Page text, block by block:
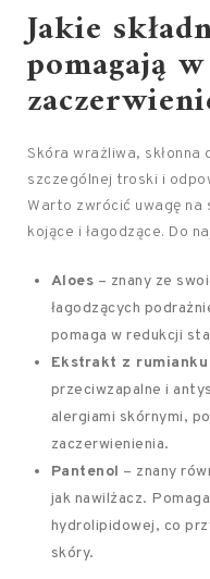
Jakie
pomagają
Skóra wrażliwa,
szczególnej troski i
Warto zwrócić uwagę na
kojące i łagodzące. Do
Aloes – znany ze
łagodzących
pomaga w redukcji
Ekstrakt z rumianku
przeciwzapalne i
alergiami skórnymi,
zaczerwienienia.
Pantenol – znany
jak nawilżacz.
hydrolipidowej, co
skóry.